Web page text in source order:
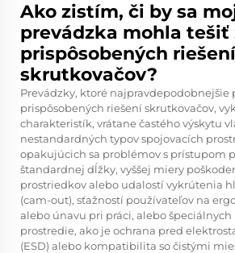
Ako zistím, či by sa
prevádzka mohla tešiť
prispôsobených riešení
skrutkovačov?
Prevádzky, ktoré najpravdepodobnejšie
prispôsobených riešení skrutkovačov,
charakteristík, vrátane častého výskytu
nestandardných typov spojovacích
opakujúcich sa problémov s prístupom
štandardnej dĺžky, vyššej miery
prostriedkov alebo udalostí vykrútenia
(cam-out), sťažností používateľov na
alebo únavu pri práci, alebo
prostredie, ako je ochrana pred
(ESD) alebo kompatibilita so čistými